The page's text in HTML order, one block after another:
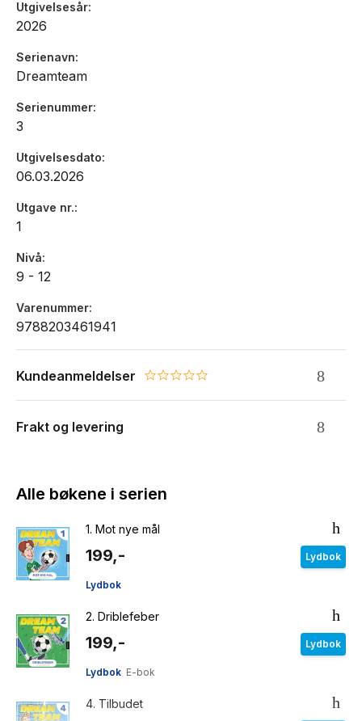
Utgivelsesår
2026
Serienavn
Dreamteam
Serienummer
3
Utgivelsesdato
06.03.2026
Utgave nr.
1
Nivå
9 - 12
Varenummer
9788203461941
Kundeanmeldelser 0.0 star rating
Frakt og levering
Alle bøkene i serien
1. Mot nye mål
199,- Lydbok
Lydbok
2. Driblefeber
199,- Lydbok
Lydbok E-bok
4. Tilbudet